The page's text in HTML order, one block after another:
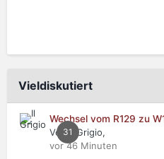
Vieldiskutiert
31
Wechsel vom R129 zu
Von Il Grigio,
vor 46 Minuten